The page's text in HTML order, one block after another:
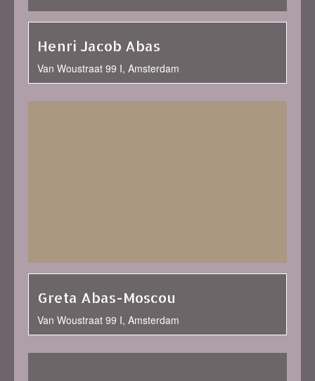
Henri Jacob Abas
Van Woustraat 99 I, Amsterdam
Greta Abas-Moscou
Van Woustraat 99 I, Amsterdam